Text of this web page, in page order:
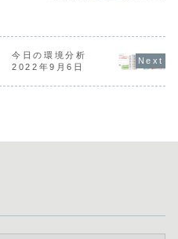
貨
さ
ー
な水準に達してい
ます。一方で、米
調で、基調的なド
入の影響を
す水準まで
上げ観測も
今日の環境分析
2022年9月6日